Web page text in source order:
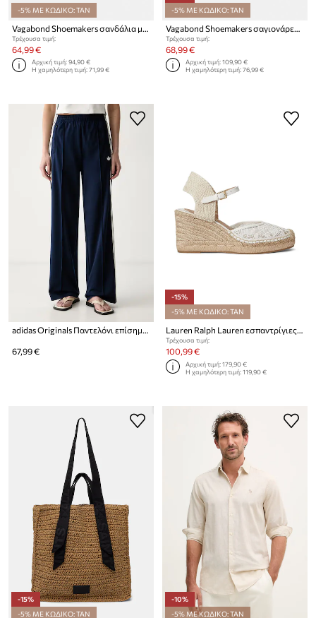
-5% ΜΕ ΚΩΔΙΚΟ: TAN
Τρέχουσα τιμή:
64,99 €
Αρχική τιμή:94,90 €
Η χαμηλότερη τιμή:71,99 €
-5% ΜΕ ΚΩΔΙΚΟ: TAN
Τρέχουσα τιμή:
68,99 €
Αρχική τιμή:109,90 €
Η χαμηλότερη τιμή:76,99 €
adidas Originals Παντελόνι επίσημο γυναικείο
67,99 €
-15%
-5% ΜΕ ΚΩΔΙΚΟ: TAN
Lauren Ralph Lauren εσπαντρίγιες Γυναικεία Robby
Τρέχουσα τιμή:
100,99 €
Αρχική τιμή:179,90 €
Η χαμηλότερη τιμή:119,90 €
-15%
-5% ΜΕ ΚΩΔΙΚΟ: TAN
-10%
-5% ΜΕ ΚΩΔΙΚΟ: TAN